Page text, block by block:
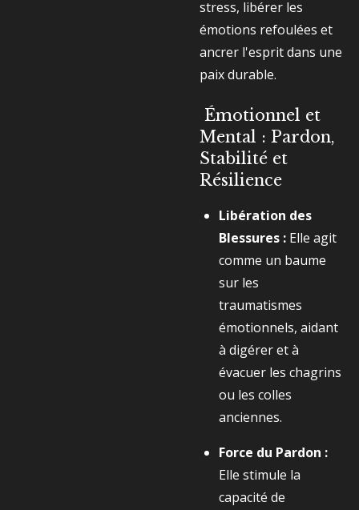
stress, libérer les
émotions refoulées et
ancrer l'esprit dans une
paix durable.
Émotionnel et
Mental : Pardon,
Stabilité et
Résilience
Libération des
Blessures : Elle agit
comme un baume
sur les
traumatismes
émotionnels, aidant
à digérer et à
évacuer les chagrins
ou les colles
anciennes.
Force du Pardon :
Elle stimule la
capacité de